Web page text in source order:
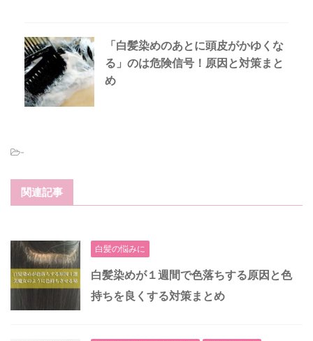
「白髪染めのあとに頭皮がかゆくな
る」のは危険信号！原因と対策まと
め
-
関連記事
白髪の悩みに
白髪染めが１週間で色落ちする原因と色
持ちを良くする対策まとめ